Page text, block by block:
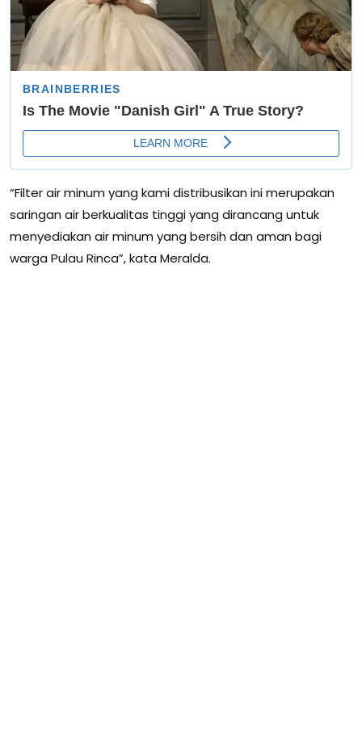
“Filter air minum yang kami distribusikan ini merupakan
saringan air berkualitas tinggi yang dirancang untuk
menyediakan air minum yang bersih dan aman bagi
warga Pulau Rinca”, kata Meralda.